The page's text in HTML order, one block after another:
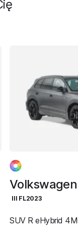
III FL2023
SUV R eHybrid